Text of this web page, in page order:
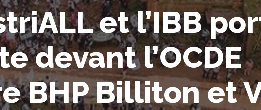
et l’IBB
devant l’OCDE
BHP Billiton et